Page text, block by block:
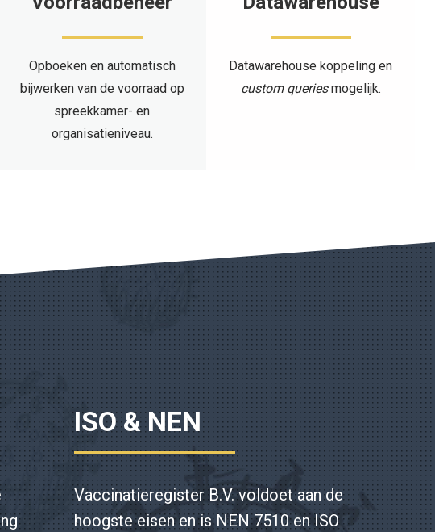
Opboeken en automatisch
bijwerken van de voorraad op
spreekkamer- en
organisatieniveau.
Datawarehouse koppelingen
custom queriesmogelijk.
ISO & NEN
Vaccinatieregister B.V. voldoet aan de
hoogste eisen en is NEN 7510 en ISO